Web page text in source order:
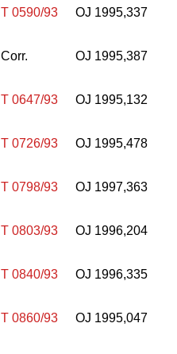
T 0590/93 OJ 1995,337
Corr. OJ 1995,387
T 0647/93 OJ 1995,132
T 0726/93 OJ 1995,478
T 0798/93 OJ 1997,363
T 0803/93 OJ 1996,204
T 0840/93 OJ 1996,335
T 0860/93 OJ 1995,047